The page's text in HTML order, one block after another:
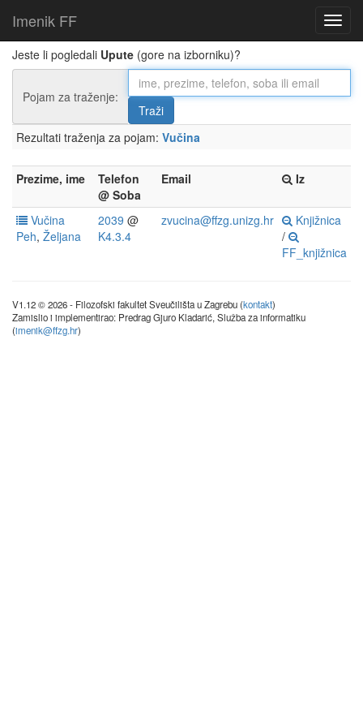
Imenik FF
Jeste li pogledali Upute (gore na izborniku)?
Pojam za traženje:
Rezultati traženja za pojam: Vučina
Prezime, ime
Telefon
@ Soba
Email Iz
Vučina
Peh, Željana
2039 @
K4.3.4
zvucina@ffzg.unizg.hr
Knjižnica
/
FF_knjižnica
V1.12 © 2026 - Filozofski fakultet Sveučilišta u Zagrebu (kontakt)
Zamislio i implementirao: Predrag Gjuro Kladarić, Služba za informatiku
(imenik@ffzg.hr)